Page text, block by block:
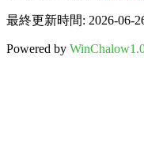
最終更新時間: 2026-06-
Powered by